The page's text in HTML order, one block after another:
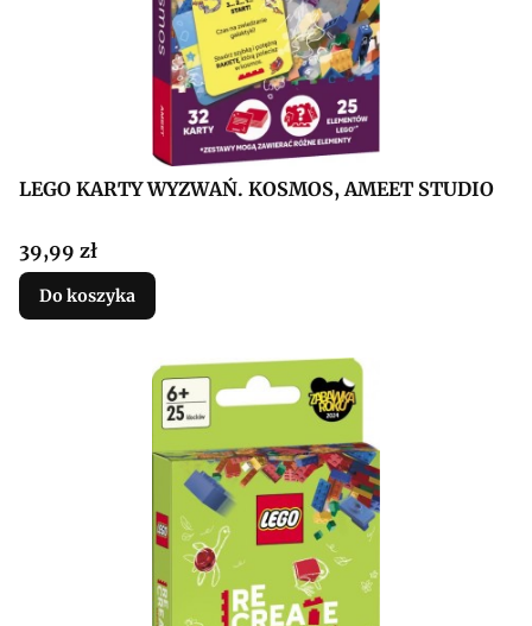
LEGO KARTY WYZWAŃ. KOSMOS, AMEET STUDIO
Cena
39,99 zł
Do koszyka